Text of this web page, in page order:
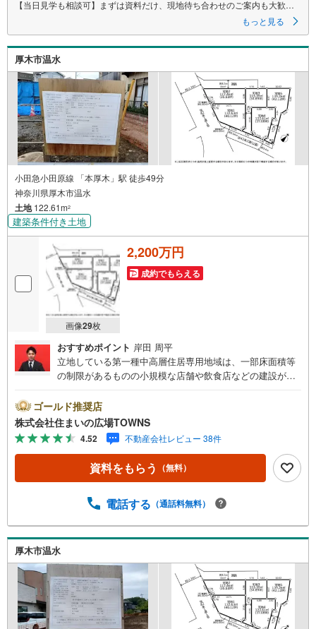
【当日見学も相談可】まずは資料だけ、現地待ち合わせのご案内も大歓迎
▼ 弊社売主・限定物件も多数あり ▼
・エリア特化の豊富な実績！自社物件も多数取扱あり
・地域密着の豊富な情報量で住まい探しをサポート！
・見学や資料請求はお気軽にどうぞ♪
▼ 他社掲載の物件もまとめてご紹介可 ▼
・効率よく複数を比較見学したい方、お任せください！
・ワンストップで比較検討！資金計画から丁寧に対応します。
▼ まずは話を聞いてみたい方も歓迎 ▼
・資金計画や住宅ローンのご相談のみでもお気軽に♪
▼ しつこい営業はいたしません ▼
・気になること、まずはメールでのお問い合わせでも結構です。
・お気軽にご相談ください！
ーーーーーーーーーーーーーーーーーーーーーーーーーー
ご質問、ご見学希望、資料請求など、まずはお気軽にお問い合わせくださ
もっと見る
厚木市温水
小田急小田原線 「本厚木」駅 徒歩49分
神奈川県厚木市温水
土地122.61m2
建築条件付き土地
画像29枚
2,200万円
成約でもらえる
おすすめポイント 岸田 周平
立地している第一種中高層住居専用地域は、一部床面積等
の制限があるものの小規模な店舗や飲食店などの建設が可
の住宅用地は、好条件でこれからマイホームをお考えの方
におすすめです。周辺環境も良好なエリアにある売地で
す。【年中無休/9:00～21:00】人気物件は特にお問い合わ
せが集中するため、お早めにお電話下さい。「室内・現地
を見学する」ボタンよりご予約頂くとご見学がスムーズで
す。■その他、各種ご相談も承っております。○住宅ローン
TOWNSからお客様へ経験豊富なスタッフが親身になってお
件も併せてご紹介可能ですのでお気軽にお問い合わせ下さ
す！
ゴールド推奨店
株式会社住まいの広場TOWNS
4.52 不動産会社レビュー 38件
資料をもらう （無料）
電話する （通話料無料）
厚木市温水